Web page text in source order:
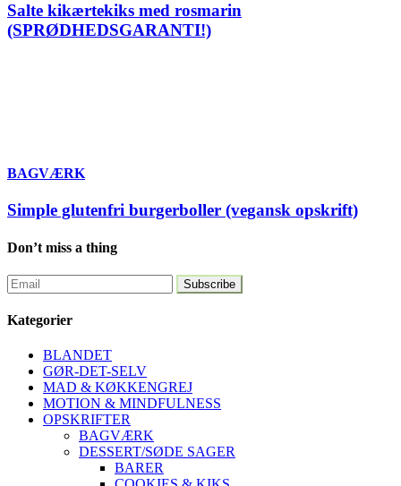
Salte kikærtekiks med rosmarin
(SPRØDHEDSGARANTI!)
BAGVÆRK
Simple glutenfri burgerboller (vegansk opskrift)
Don’t miss a thing
Kategorier
BLANDET
GØR-DET-SELV
MAD & KØKKENGREJ
MOTION & MINDFULNESS
OPSKRIFTER
BAGVÆRK
DESSERT/SØDE SAGER
BARER